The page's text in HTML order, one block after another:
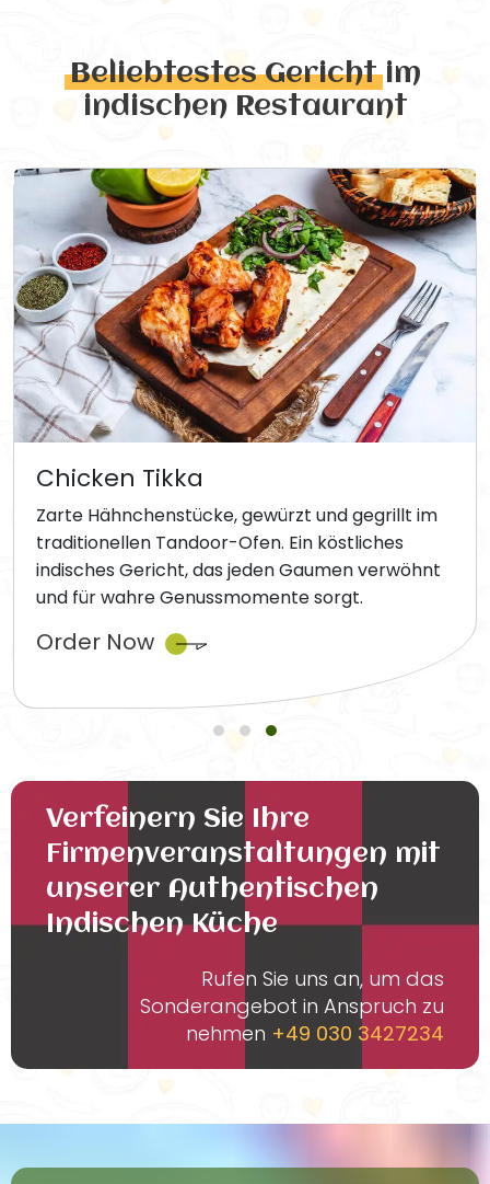
Beliebtestes Gerichtim
indischen Restaurant
Chicken Tikka
Zarte Hähnchenstücke, gewürzt und gegrillt im
traditionellen Tandoor-Ofen. Ein köstliches
indisches Gericht, das jeden Gaumen verwöhnt
und für wahre Genussmomente sorgt.
Order Now
Verfeinern Sie Ihre
Firmenveranstaltungen mit
unserer Authentischen
Indischen Küche
Rufen Sie uns an, um das
Sonderangebot in Anspruch zu
nehmen +49 030 3427234